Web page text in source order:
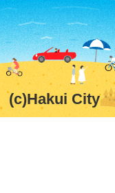
(c)Hakui City